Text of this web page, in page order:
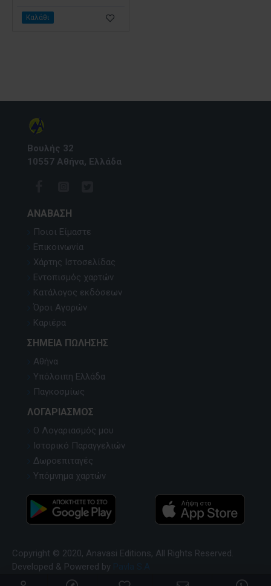
Καλάθι
Βουλής 32
10557 Αθήνα, Ελλάδα
ΑΝΆΒΑΣΗ
Ποιοι Είμαστε
Επικοινωνία
Χάρτης Ιστοσελίδας
Εντοπισμός χαρτών
Κατάλογος εκδόσεων
Όροι Αγορών
Καριέρα
ΣΗΜΕΊΑ ΠΏΛΗΣΗΣ
Αθήνα
Υπόλοιπη Ελλάδα
Παγκοσμίως
ΛΟΓΑΡΙΑΣΜΌΣ
Ο Λογαριασμός μου
Ιστορικό Παραγγελιών
Δωροεπιταγές
Υπόμνημα χαρτών
Copyright © 2020, Anavasi Editions, All Rights Reserved.
Developed & Powered by